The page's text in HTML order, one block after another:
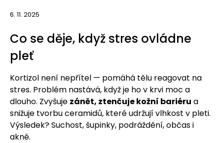
6. 11. 2025
Co se děje, když stres ovládne
pleť
Kortizol není nepřítel — pomáhá tělu reagovat na
stres. Problém nastává, když je ho v krvi moc a
dlouho. Zvyšuje zánět, ztenčuje kožní bariéru a
snižuje tvorbu ceramidů, které udržují vlhkost v pleti.
Výsledek? Suchost, šupinky, podráždění, občas i
akné.